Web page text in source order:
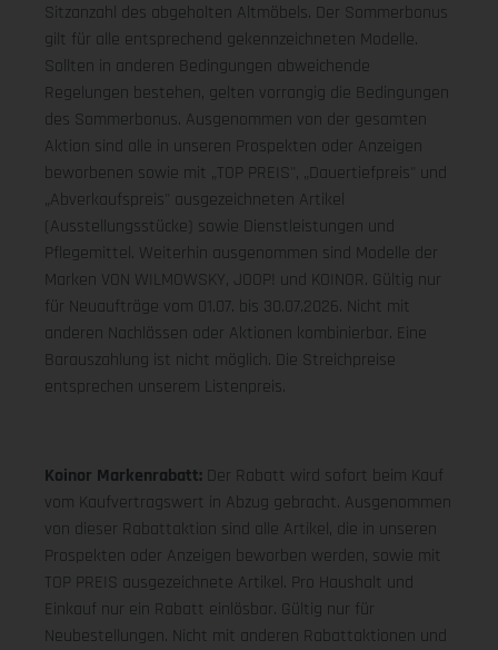
Sitzanzahl des abgeholten Altmöbels. Der Sommerbonus
gilt für alle entsprechend gekennzeichneten Modelle.
Sollten in anderen Bedingungen abweichende
Regelungen bestehen, gelten vorrangig die Bedingungen
des Sommerbonus. Ausgenommen von der gesamten
Aktion sind alle in unseren Prospekten oder Anzeigen
beworbenen sowie mit „TOP PREIS", „Dauertiefpreis" und
„Abverkaufspreis" ausgezeichneten Artikel
(Ausstellungsstücke) sowie Dienstleistungen und
Pflegemittel. Weiterhin ausgenommen sind Modelle der
Marken VON WILMOWSKY, JOOP! und KOINOR. Gültig nur
für Neuaufträge vom 01.07. bis 30.07.2026. Nicht mit
anderen Nachlässen oder Aktionen kombinierbar. Eine
Barauszahlung ist nicht möglich. Die Streichpreise
entsprechen unserem Listenpreis.
Koinor Markenrabatt: Der Rabatt wird sofort beim Kauf
vom Kaufvertragswert in Abzug gebracht. Ausgenommen
von dieser Rabattaktion sind alle Artikel, die in unseren
Prospekten oder Anzeigen beworben werden, sowie mit
TOP PREIS ausgezeichnete Artikel. Pro Haushalt und
Einkauf nur ein Rabatt einlösbar. Gültig nur für
Neubestellungen. Nicht mit anderen Rabattaktionen und